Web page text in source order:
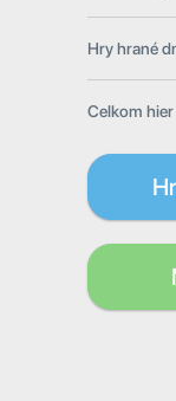
Hry hrané
Celkom hier